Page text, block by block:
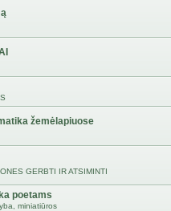
žemėlapiuose
GERBTI IR ATSIMINTI
poetams
miniatiūros